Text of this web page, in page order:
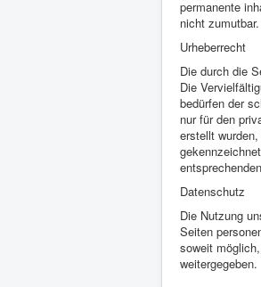
permanente
nicht
Urheberrecht
Die durch die
Die
bedürfen der
nur für den
erstellt
Datenschutz
Die Nutzung
Seiten
soweit
weitergegeben.